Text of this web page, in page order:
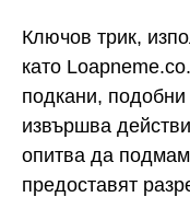
Ключов трик,
като
подкани,
извършва
опитва да
предоставят